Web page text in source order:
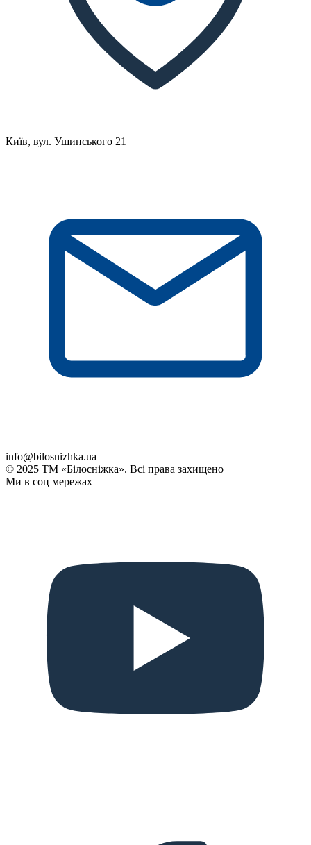
Київ, вул. Ушинського 21
info@bilosnizhka.ua
© 2025 ТМ «Білосніжка». Всі права захищено
Ми в соц мережах